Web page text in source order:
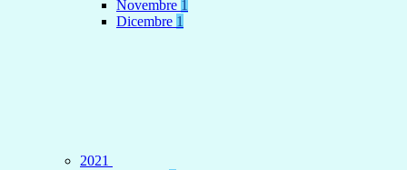
Novembre 1
Dicembre 1
2021